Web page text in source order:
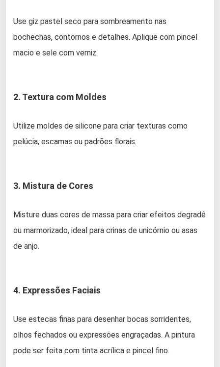
Use giz pastel seco para sombreamento nas
bochechas, contornos e detalhes. Aplique com pincel
macio e sele com verniz.
2. Textura com Moldes
Utilize moldes de silicone para criar texturas como
pelúcia, escamas ou padrões florais.
3. Mistura de Cores
Misture duas cores de massa para criar efeitos degradê
ou marmorizado, ideal para crinas de unicórnio ou asas
de anjo.
4. Expressões Faciais
Use estecas finas para desenhar bocas sorridentes,
olhos fechados ou expressões engraçadas. A pintura
pode ser feita com tinta acrílica e pincel fino.